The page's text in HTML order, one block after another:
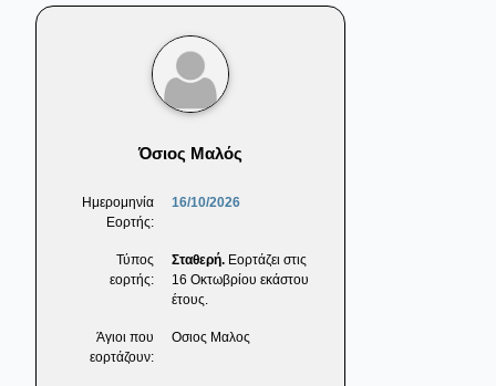
Όσιος Μαλός
Ημερομηνία
Εορτής:
16/10/2026
Τύπος
εορτής:
Σταθερή. Εορτάζει στις
16 Οκτωβρίου εκάστου
έτους.
Άγιοι που
εορτάζουν:
Οσιος Μαλος